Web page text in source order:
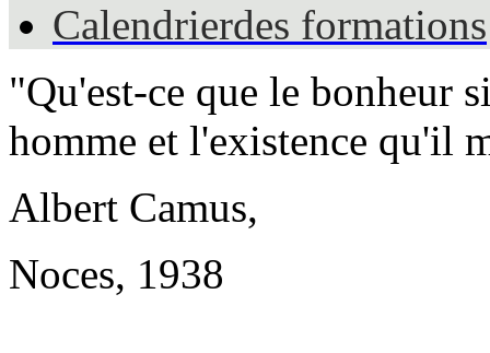
Calendrierdes formations
"Qu'est-ce que le bonheur
homme et l'existence qu'il
Albert Camus,
Noces, 1938